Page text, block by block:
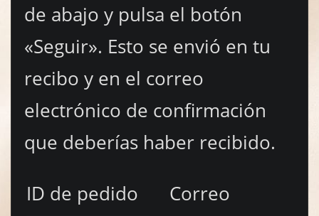
de abajo y pulsa el botón
«Seguir». Esto se envió en tu
recibo y en el correo
electrónico de confirmación
que deberías haber recibido.
ID de pedido
Correo